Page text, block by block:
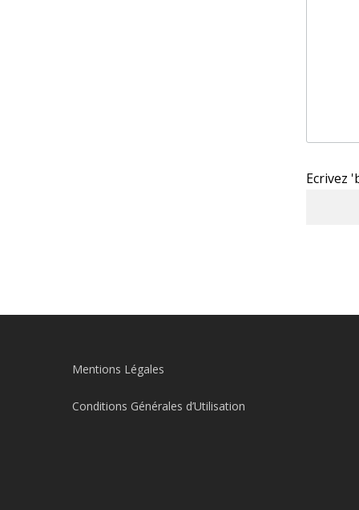
Ecrivez
Mentions Légales
Conditions Générales d’Utilisation